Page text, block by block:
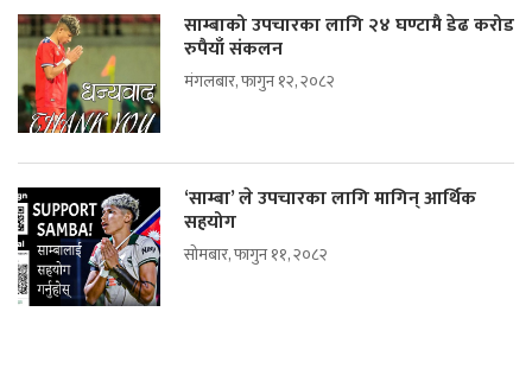
साम्बाको उपचारका लागि २४ घण्टामै डेढ करोड
रुपैयाँ संकलन
मंगलबार, फागुन १२, २०८२
‘साम्बा’ ले उपचारका लागि मागिन् आर्थिक
सहयोग
सोमबार, फागुन ११, २०८२